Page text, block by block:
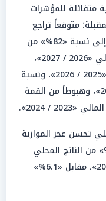
متفائلة للمؤشرات
متوقعاً تراجع
مستويات الدين الحكومي بوضوح لتصل إلى نسبة «82%» من
الناتج المحلي الإجمالي بحلول العام المالي «2026 / 2027»،
مقارنة بنحو «85.3%» في العام المالي «2025 / 2026»، ونسبة
«86.8%» في العام المالي «2024 / 2025»، وهبوطاً من القمة
تحسن عجز الموازنة
للدولة ليتقلص إلى حدود «4.9%» من الناتج المحلي
الإجمالي خلال العام المالي «2026 / 2027»، مقابل «6.1%»